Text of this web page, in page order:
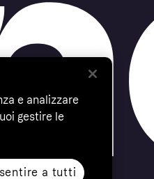
e analizzare
gestire le
a tutti